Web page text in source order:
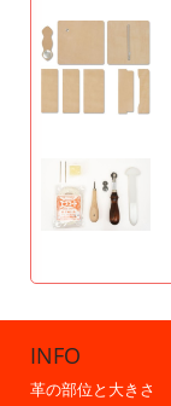
INFO
革の部位と大きさ